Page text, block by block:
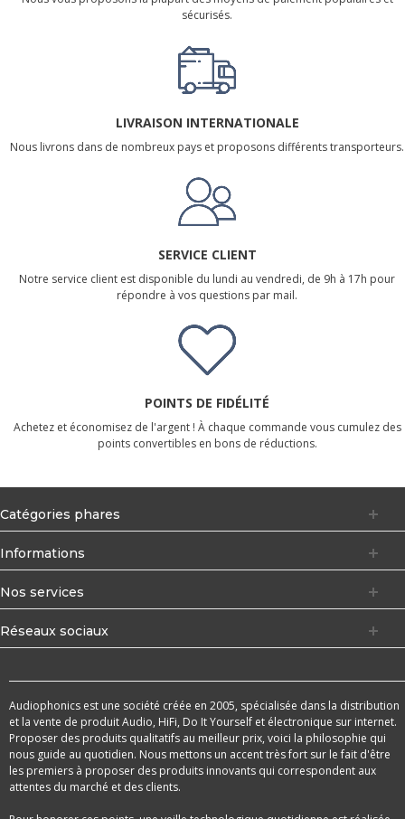
sécurisés.
LIVRAISON INTERNATIONALE
Nous livrons dans de nombreux pays et proposons différents transporteurs.
SERVICE CLIENT
Notre service client est disponible du lundi au vendredi, de 9h à 17h pour
répondre à vos questions par mail.
POINTS DE FIDÉLITÉ
Achetez et économisez de l'argent ! À chaque commande vous cumulez des
points convertibles en bons de réductions.
Catégories phares
Informations
Nos services
Réseaux sociaux
Audiophonics est une société créée en 2005, spécialisée dans la distribution
et la vente de produit Audio, HiFi, Do It Yourself et électronique sur internet.
Proposer des produits qualitatifs au meilleur prix, voici la philosophie qui
nous guide au quotidien. Nous mettons un accent très fort sur le fait d'être
les premiers à proposer des produits innovants qui correspondent aux
attentes du marché et des clients.